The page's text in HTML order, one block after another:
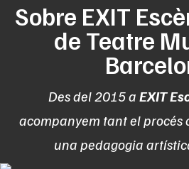
Sobre EXIT
de Teatre
Des del 2015 aEXIT
acompanyem tant el procés
una pedagogia